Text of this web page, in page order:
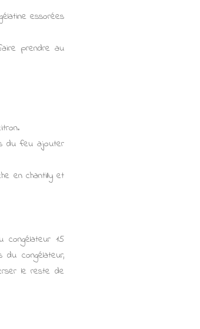
essorées
prendre au
du feu ajouter
en chantilly et
15
congélateur,
le reste de